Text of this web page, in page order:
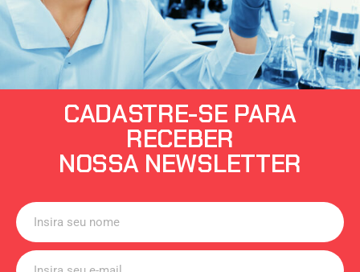
CADASTRE-SE PARA
RECEBER
NOSSA NEWSLETTER